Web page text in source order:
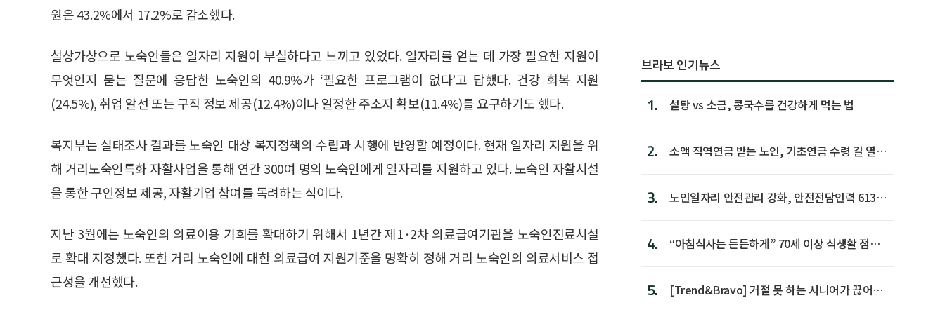
원은 43.2%에서 17.2%로 감소했다.
설상가상으로 노숙인들은 일자리 지원이 부실하다고 느끼고 있었다. 일자리를 얻는 데 가장 필요한 지원이
무엇인지 묻는 질문에 응답한 노숙인의 40.9%가 ‘필요한 프로그램이 없다’고 답했다. 건강 회복 지원
(24.5%), 취업 알선 또는 구직 정보 제공(12.4%)이나 일정한 주소지 확보(11.4%)를 요구하기도 했다.
복지부는 실태조사 결과를 노숙인 대상 복지정책의 수립과 시행에 반영할 예정이다. 현재 일자리 지원을 위
해 거리노숙인특화 자활사업을 통해 연간 300여 명의 노숙인에게 일자리를 지원하고 있다. 노숙인 자활시설
을 통한 구인정보 제공, 자활기업 참여를 독려하는 식이다.
지난 3월에는 노숙인의 의료이용 기회를 확대하기 위해서 1년간 제1·2차 의료급여기관을 노숙인진료시설
로 확대 지정했다. 또한 거리 노숙인에 대한 의료급여 지원기준을 명확히 정해 거리 노숙인의 의료서비스 접
근성을 개선했다.
브라보 인기뉴스
1. 설탕 vs 소금, 콩국수를 건강하게 먹는 법
2.
소액 직역연금 받는 노인, 기초연금 수령 길 열린
3.
노인일자리 안전관리 강화, 안전전담인력 613명
4.
“아침식사는 든든하게” 70세 이상 식생활 점수
5.
[Trend&Bravo] 거절 못 하는 시니어가 끊어야